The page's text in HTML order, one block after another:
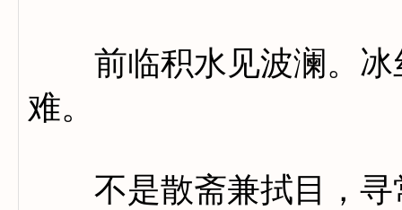
前临积水见波澜。冰
难。
不是散斋兼拭目，寻